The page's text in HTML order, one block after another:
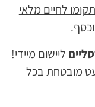
מלאי
מיידי!